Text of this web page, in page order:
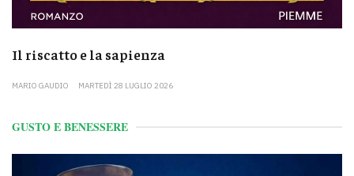
Il riscatto e la sapienza
MARIO GAUDIO MARTEDÌ 28 LUGLIO 2026
GUSTO E BENESSERE